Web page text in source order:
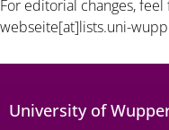
For editorial changes,
webseite[at]lists.uni-
University of